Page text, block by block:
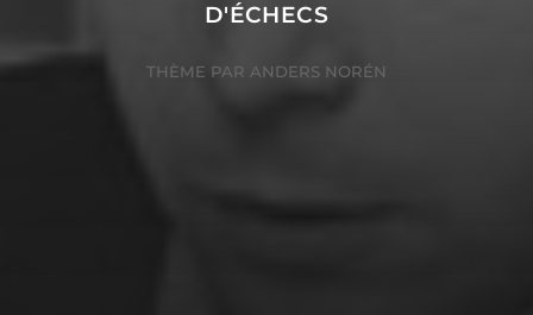
D'ÉCHECS
THÈME PAR ANDERS NORÉN